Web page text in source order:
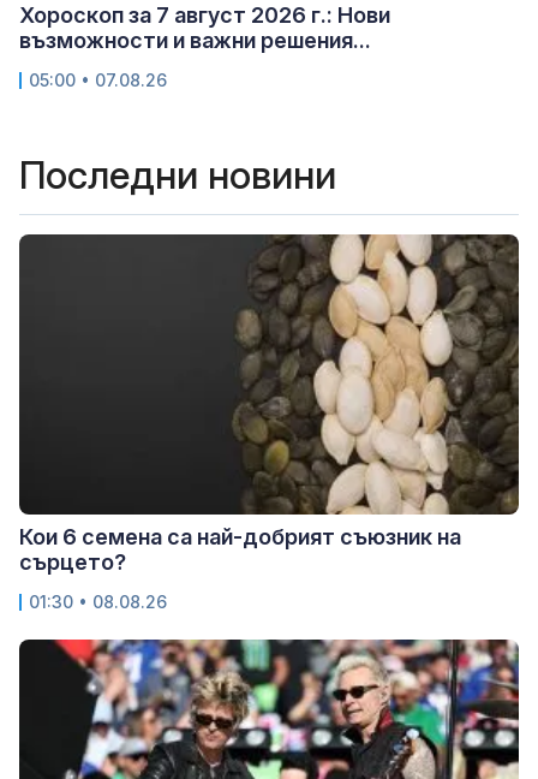
Хороскоп за 7 август 2026 г.: Нови
възможности и важни решения...
05:00 • 07.08.26
Последни новини
Кои 6 семена са най-добрият съюзник на
сърцето?
01:30 • 08.08.26